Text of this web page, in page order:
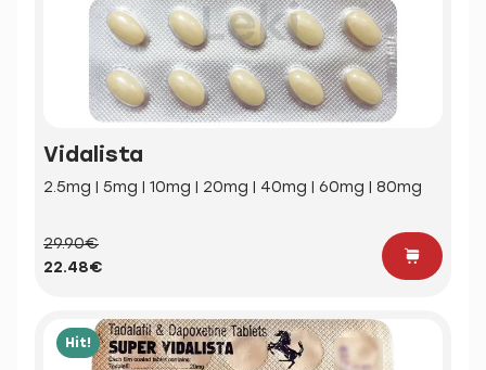
Vidalista
2.5mg | 5mg | 10mg | 20mg | 40mg | 60mg | 80mg
29.90€
22.48€
Hit!